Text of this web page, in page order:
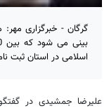
گرگان - خبرگزاری
اسلامی در استان ثبت